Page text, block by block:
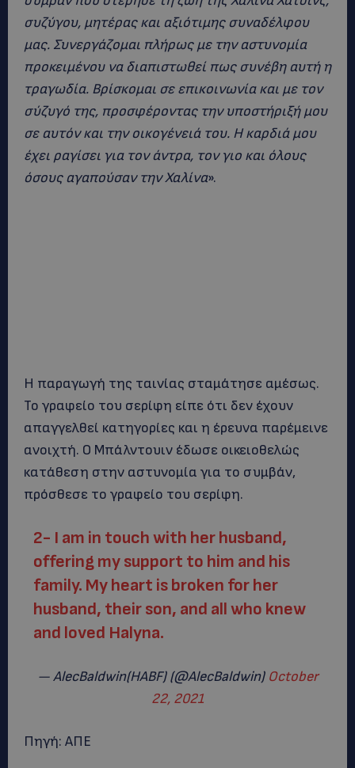
συζύγου, μητέρας και αξιότιμης συναδέλφου
μας. Συνεργάζομαι πλήρως με την αστυνομία
προκειμένου να διαπιστωθεί πως συνέβη αυτή η
τραγωδία. Βρίσκομαι σε επικοινωνία και με τον
σύζυγό της, προσφέροντας την υποστήριξή μου
σε αυτόν και την οικογένειά του. Η καρδιά μου
έχει ραγίσει για τον άντρα, τον γιο και όλους
όσους αγαπούσαν την Χαλίνα».
Η παραγωγή της ταινίας σταμάτησε αμέσως.
Το γραφείο του σερίφη είπε ότι δεν έχουν
απαγγελθεί κατηγορίες και η έρευνα παρέμεινε
ανοιχτή. Ο Μπάλντουιν έδωσε οικειοθελώς
κατάθεση στην αστυνομία για το συμβάν,
πρόσθεσε το γραφείο του σερίφη.
2- I am in touch with her husband,
offering my support to him and his
family. My heart is broken for her
husband, their son, and all who knew
and loved Halyna.
— AlecBaldwin(HABF) (@AlecBaldwin) October
22, 2021
Πηγή: ΑΠΕ